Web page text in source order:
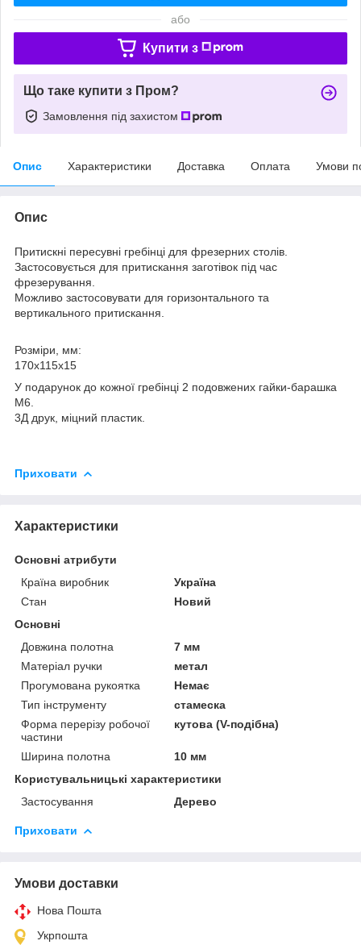
або
Купити з
Що таке купити з Пром?
Замовлення під захистом
Опис Характеристики Доставка Оплата Умови
Опис
Притискні пересувні гребінці для фрезерних столів.
Застосовується для притискання заготівок під час
фрезерування.
Можливо застосовувати для горизонтального та
вертикального притискання.
Розміри, мм:
170х115х15
У подарунок до кожної гребінці 2 подовжених гайки-барашка
М6.
3Д друк, міцний пластик.
Приховати
Характеристики
Основні атрибути
Країна виробник
Україна
Стан
Новий
Основні
Довжина полотна
7 мм
Матеріал ручки
метал
Прогумована рукоятка
Немає
Тип інструменту
стамеска
Форма перерізу робочої
частини
кутова (V-подібна)
Ширина полотна
10 мм
Користувальницькі характеристики
Застосування
Дерево
Приховати
Умови доставки
Нова Пошта
Укрпошта